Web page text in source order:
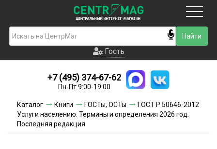
Гость
Новинки
Условия доставки
Условия оплаты
Гость
+7 (495) 374-67-62
Пн-Пт 9:00-19:00
Каталог Книги ГОСТы, ОСТы
ГОСТ Р 50646-2012
Услуги населению. Термины и определения 2026 год.
Последняя редакция